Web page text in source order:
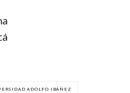
ADOLFO IBÁÑEZ